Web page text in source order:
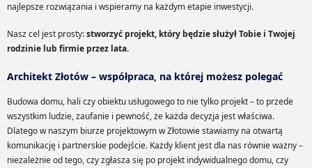
najlepsze rozwiązania i wspieramy na każdym etapie inwestycji.
Nasz cel jest prosty:stworzyć projekt, który będzie służył Tobie i Twojej
rodzinie lub firmie przez lata.
Architekt Złotów – współpraca, na której możesz polegać
Budowa domu, hali czy obiektu usługowego to nie tylko projekt – to przede
wszystkim ludzie, zaufanie i pewność, że każda decyzja jest właściwa.
Dlatego w naszym biurze projektowym w Złotowie stawiamy na otwartą
komunikację i partnerskie podejście. Każdy klient jest dla nas równie ważny –
niezależnie od tego, czy zgłasza się po projekt indywidualnego domu, czy